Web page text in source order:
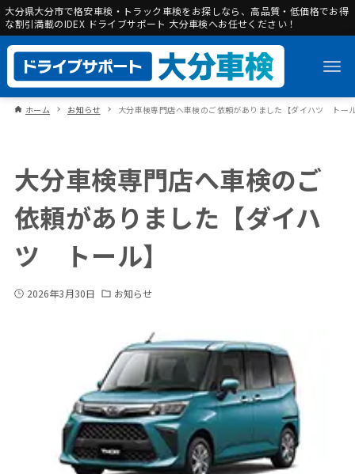
大分県大分市で格安車検・トラック車検をお探しなら、高品質・低価格でお得
な割引満載のIDEX ドライブサポート 大分車検へお任せください！
ホーム お知らせ 大分車検専門店へ車検のご依頼がありました【ダイハツ トー
大分車検専門店へ車検のご
依頼がありました【ダイハ
ツ トール】
2026年3月30日 お知らせ